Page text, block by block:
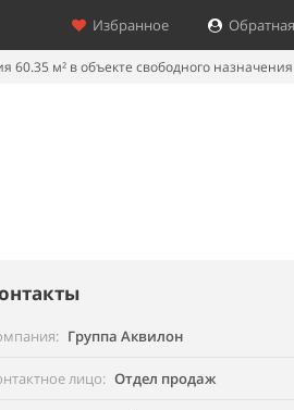
Избранное
м² в объекте свободного назначения
Группа Аквилон
лицо Отдел продаж